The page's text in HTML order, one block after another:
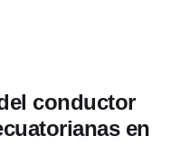
conductor
en